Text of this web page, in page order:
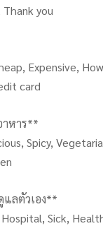
you
Expensive,
card
าหาร**
Spicy,
ลตัวเอง**
Sick,